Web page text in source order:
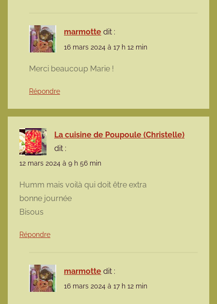
marmotte dit :
16 mars 2024 à 17 h 12 min
Merci beaucoup Marie !
Répondre
La cuisine de Poupoule (Christelle)
dit :
12 mars 2024 à 9 h 56 min
Humm mais voilà qui doit être extra
bonne journée
Bisous
Répondre
marmotte dit :
16 mars 2024 à 17 h 12 min